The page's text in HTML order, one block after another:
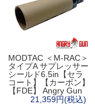
MODTAC ＜M-RAC＞
タイプA サプレッサー
シールド6.5in【セラ
コート】【カーボン】
【FDE】 Angry Gun
21,359円(税込)